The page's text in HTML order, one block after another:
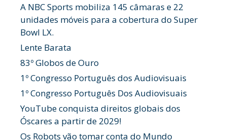
A NBC Sports mobiliza 145 câmaras e 22
unidades móveis para a cobertura do Super
Bowl LX.
Lente Barata
83º Globos de Ouro
1º Congresso Português dos Audiovisuais
1º Congresso Português Dos Audiovisuais
YouTube conquista direitos globais dos
Óscares a partir de 2029!
Os Robots vão tomar conta do Mundo